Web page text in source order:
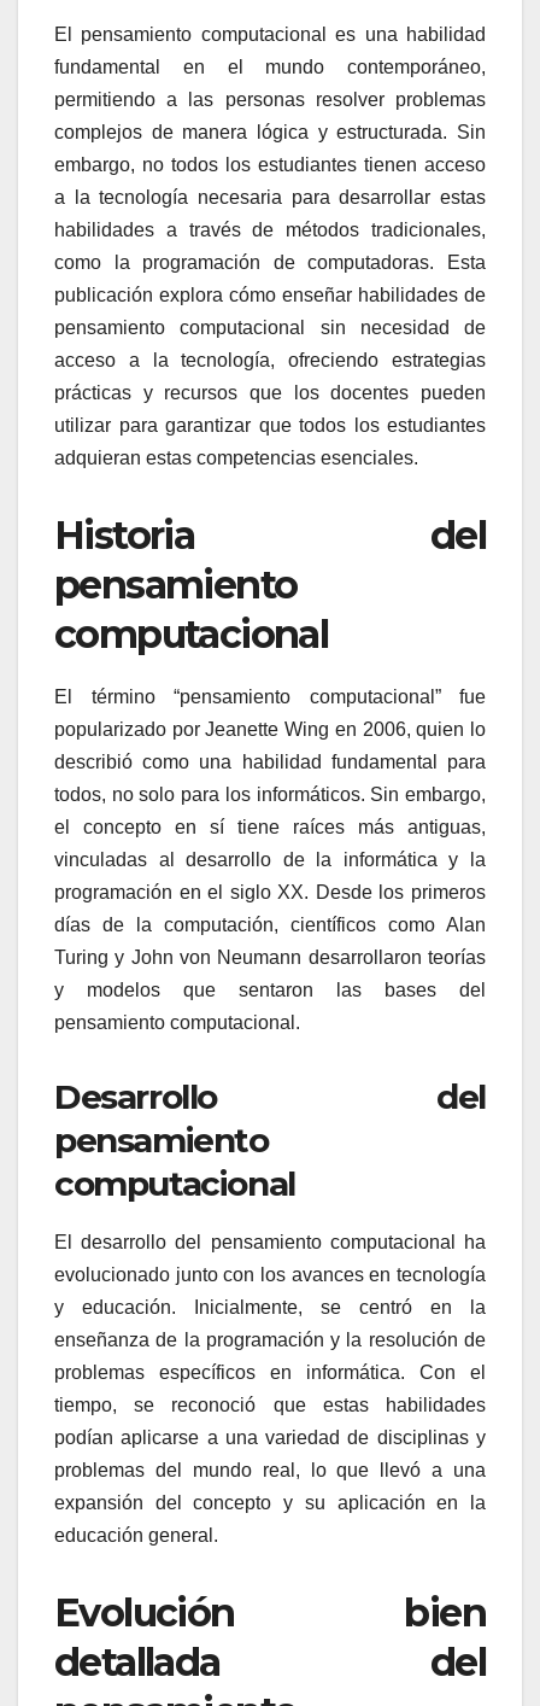
El pensamiento computacional es una habilidad
fundamental en el mundo contemporáneo,
permitiendo a las personas resolver problemas
complejos de manera lógica y estructurada. Sin
embargo, no todos los estudiantes tienen acceso
a la tecnología necesaria para desarrollar estas
habilidades a través de métodos tradicionales,
como la programación de computadoras. Esta
publicación explora cómo enseñar habilidades de
pensamiento computacional sin necesidad de
acceso a la tecnología, ofreciendo estrategias
prácticas y recursos que los docentes pueden
utilizar para garantizar que todos los estudiantes
adquieran estas competencias esenciales.
Historia del
pensamiento
computacional
El término “pensamiento computacional” fue
popularizado por Jeanette Wing en 2006, quien lo
describió como una habilidad fundamental para
todos, no solo para los informáticos. Sin embargo,
el concepto en sí tiene raíces más antiguas,
vinculadas al desarrollo de la informática y la
programación en el siglo XX. Desde los primeros
días de la computación, científicos como Alan
Turing y John von Neumann desarrollaron teorías
y modelos que sentaron las bases del
pensamiento computacional.
Desarrollo del
pensamiento
computacional
El desarrollo del pensamiento computacional ha
evolucionado junto con los avances en tecnología
y educación. Inicialmente, se centró en la
enseñanza de la programación y la resolución de
problemas específicos en informática. Con el
tiempo, se reconoció que estas habilidades
podían aplicarse a una variedad de disciplinas y
problemas del mundo real, lo que llevó a una
expansión del concepto y su aplicación en la
educación general.
Evolución bien
detallada del